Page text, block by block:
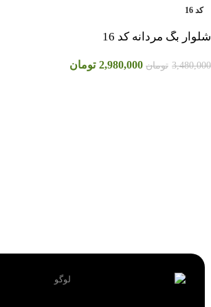
کد 16
شلوار بگ مردانه کد 16
3,480,000 تومان 2,980,000 تومان